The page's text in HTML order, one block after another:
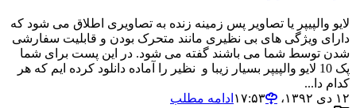
لایو والپیپر یا تصاویر پس زمینه زنده به تصاویری اطلاق می شود که
دارای ویژگی های بی نظیری مانند متحرک بودن و قابلیت سفارشی
شدن توسط شما می باشند گفته می شود. در این پست برای شما
پک 10 لایو والپیپر بسیار زیبا و نظیر را آماده دانلود کرده ایم که هر
کدام دا...
۱۲ دی ۱۳۹۲،‏ ۱۷:۵۳
ادامه مطلب